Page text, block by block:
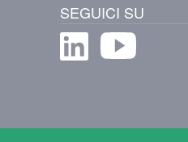
SEGUICI SU
ImmagineImmagine
Footer slim